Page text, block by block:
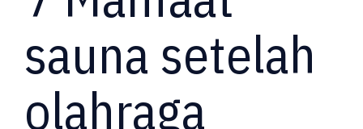
sauna setelah
olahraga